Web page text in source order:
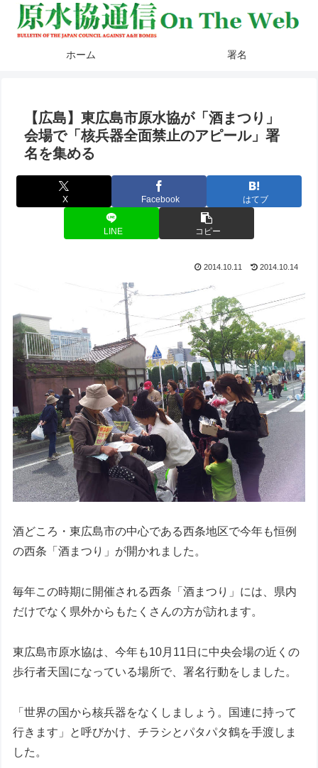
ホーム 署名
【広島】東広島市原水協が「酒まつり」
会場で「核兵器全面禁止のアピール」署
名を集める
X Facebook はてブ
LINE コピー
2014.10.11 2014.10.14
酒どころ・東広島市の中心である西条地区で今年も恒例
の西条「酒まつり」が開かれました。
毎年この時期に開催される西条「酒まつり」には、県内
だけでなく県外からもたくさんの方が訪れます。
東広島市原水協は、今年も10月11日に中央会場の近くの
歩行者天国になっている場所で、署名行動をしました。
「世界の国から核兵器をなくしましょう。国連に持って
行きます」と呼びかけ、チラシとパタパタ鶴を手渡しま
した。